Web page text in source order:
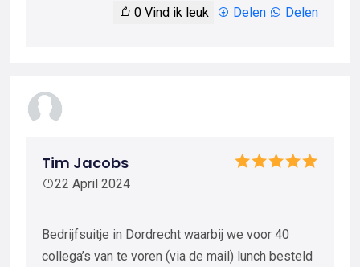
0 Vind ik leuk Delen Delen
Tim Jacobs
22 April 2024
Bedrijfsuitje in Dordrecht waarbij we voor 40
collega’s van te voren (via de mail) lunch besteld